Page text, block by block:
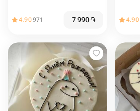
4.90971 7 990֏ 4.90